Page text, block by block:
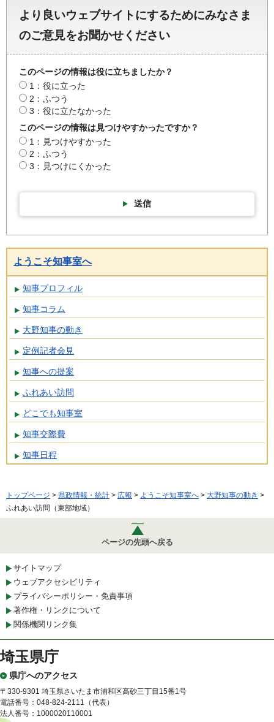
より良いウェブサイトにするためにみなさま
のご意見をお聞かせください
このページの情報は役に立ちましたか？
1：役に立った
2：ふつう
3：役に立たなかった
このページの情報は見つけやすかったですか？
1：見つけやすかった
2：ふつう
3：見つけにくかった
送信
ようこそ知事室へ
知事プロフィル
知事コラム
大野知事の動き
定例記者会見
知事への提案
ふれあい訪問
どこでも知事室
知事交際費
知事日程
トップページ > 県政情報・統計 > 広報 > ようこそ知事室へ > 大野知事の動き >
ふれあい訪問（東部地域）
ページの先頭へ戻る
サイトマップ
ウェブアクセシビリティ
プライバシーポリシー・免責事項
著作権・リンクについて
関係機関リンク集
埼玉県庁
県庁へのアクセス
〒330-9301 埼玉県さいたま市浦和区高砂三丁目15番1号
電話番号：048-824-2111（代表）
法人番号：1000020110001